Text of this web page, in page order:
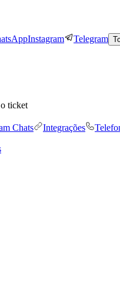
Instagram Telegram
ticket
Chats Integrações